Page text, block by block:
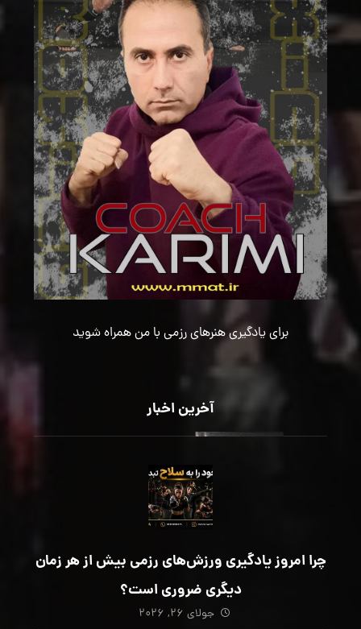
برای یادگیری هنرهای رزمی با من همراه شوید
آخرین اخبار
چرا امروز یادگیری ورزش‌های رزمی بیش از هر زمان
دیگری ضروری است؟
جولای ۲۶, ۲۰۲۶